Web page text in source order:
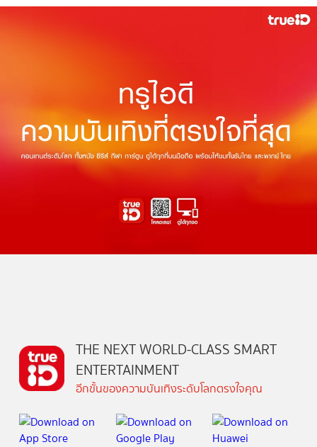
THE NEXT WORLD-CLASS SMART
ENTERTAINMENT
อีกขั้นของความบันเทิงระดับโลกตรงใจคุณ